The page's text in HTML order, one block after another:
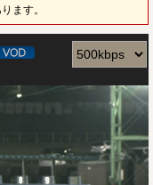
ます。